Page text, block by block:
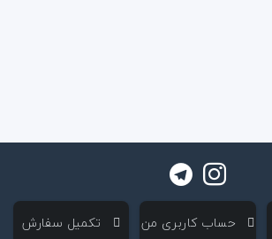
‌ حساب کاربری من ‌ تکمیل سفارش